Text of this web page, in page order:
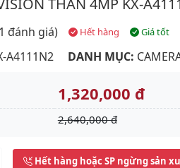
THÂN 4MP KX-
đánh giá
1 đánh giá) Hết hàng Giá tốt
A4111N2 DANH MỤC:
1,320,000 đ
2,640,000 đ
Hết hàng hoặc SP ngừng sản